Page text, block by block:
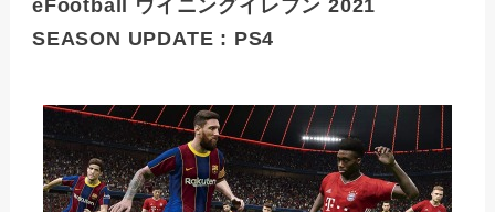
eFootball ウイニングイレブン 2021
SEASON UPDATE : PS4